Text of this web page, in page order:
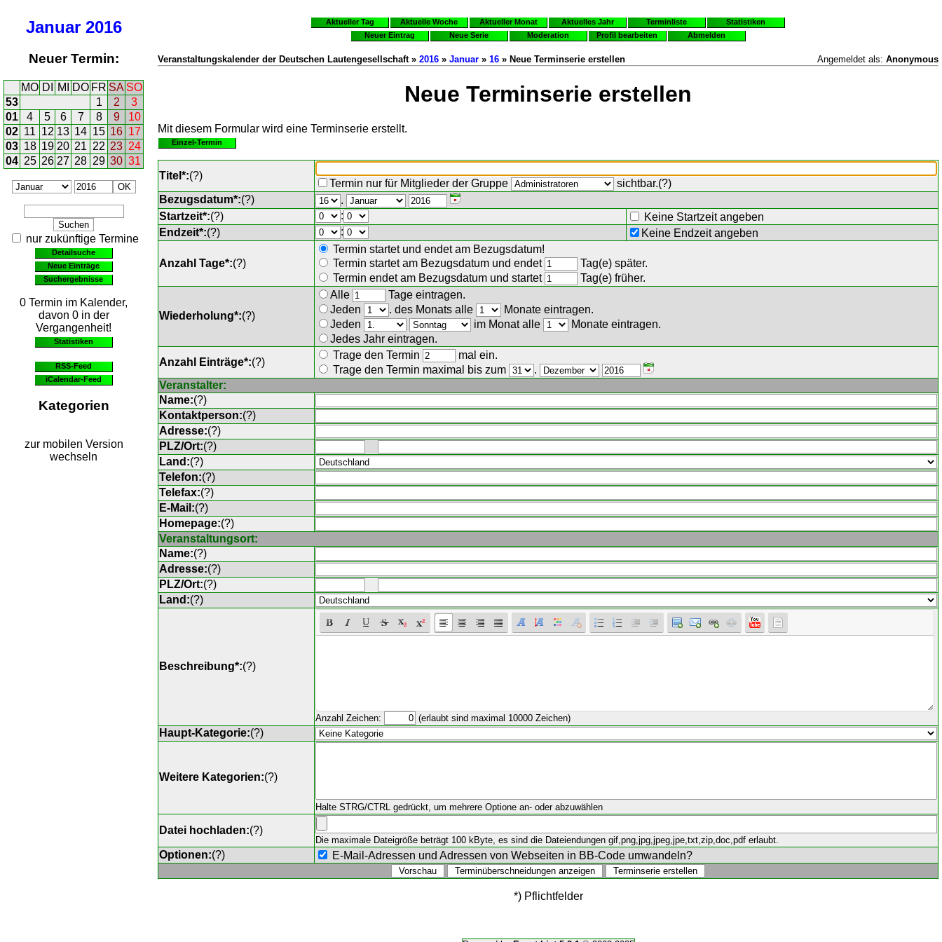
Januar 2016
Neuer Termin:
MO DI MI DO FR SA SO
53
1 2
3
01
4 5 6 7 8 9
10
02 11 12 13 14 15 16 17
03 18 19 20 21 22 23 24
04 25 26 27 28 29 30 31
nur zukünftige Termine
Detailsuche
Neue Einträge
Suchergebnisse
0 Termin im Kalender,
davon 0 in der
Vergangenheit!
Statistiken
RSS-Feed
iCalendar-Feed
Kategorien
zur mobilen Version
wechseln
Aktueller Tag Aktuelle Woche Aktueller Monat Aktuelles Jahr Terminliste
Statistiken
Neuer Eintrag
Neue Serie Moderation Profil bearbeiten Abmelden
Veranstaltungskalender der Deutschen Lautengesellschaft » 2016 » Januar » 16 » Neue Terminserie erstellen Angemeldet als: Anonymous
Neue Terminserie erstellen
Mit diesem Formular wird eine Terminserie erstellt.
Einzel-Termin
Titel*:(?)
Termin nur für Mitglieder der Gruppe sichtbar.(?)
Bezugsdatum*:(?)
.
Startzeit*:(?) :
Keine Startzeit angeben
Endzeit*:(?) : Keine Endzeit angeben
Anzahl Tage*:(?)
Termin startet und endet am Bezugsdatum!
Termin startet am Bezugsdatum und endet
Tag(e) später.
Termin endet am Bezugsdatum und startet
Tag(e) früher.
Wiederholung*:(?)
Alle
Tage eintragen.
Jeden
. des Monats alle
Monate eintragen.
Jeden
im Monat alle
Monate eintragen.
Jedes Jahr eintragen.
Anzahl Einträge*:(?)
Trage den Termin
mal ein.
Trage den Termin maximal bis zum
.
Veranstalter:
Name:(?)
Kontaktperson:(?)
Adresse:(?)
PLZ/Ort:(?)
Land:(?)
Telefon:(?)
Telefax:(?)
E-Mail:(?)
Homepage:(?)
Veranstaltungsort:
Name:(?)
Adresse:(?)
PLZ/Ort:(?)
Land:(?)
Beschreibung*:(?)
Anzahl Zeichen: (erlaubt sind maximal 10000 Zeichen)
Haupt-Kategorie:(?)
Weitere Kategorien:(?)
Halte STRG/CTRL gedrückt, um mehrere Optione an- oder abzuwählen
Datei hochladen:(?)
Die maximale Dateigröße beträgt 100 kByte, es sind die Dateiendungen gif,png,jpg,jpeg,jpe,txt,zip,doc,pdf erlaubt.
Optionen:(?) E-Mail-Adressen und Adressen von Webseiten in BB-Code umwandeln?
*) Pflichtfelder